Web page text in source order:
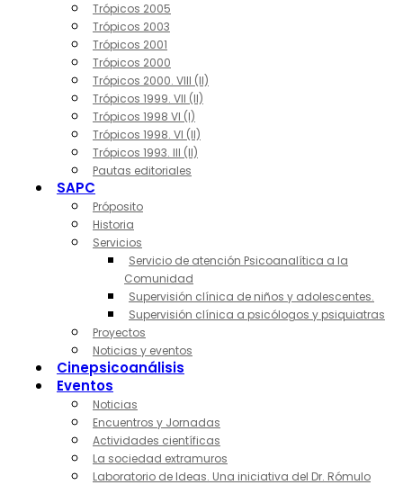
Trópicos 2005
Trópicos 2003
Trópicos 2001
Trópicos 2000
Trópicos 2000. VIII (II)
Trópicos 1999. VII (II)
Trópicos 1998 VI (I)
Trópicos 1998. VI (II)
Trópicos 1993. III (II)
Pautas editoriales
SAPC
Próposito
Historia
Servicios
Servicio de atención Psicoanalítica a la
Comunidad
Supervisión clínica de niños y adolescentes.
Supervisión clínica a psicólogos y psiquiatras
Proyectos
Noticias y eventos
Cinepsicoanálisis
Eventos
Noticias
Encuentros y Jornadas
Actividades científicas
La sociedad extramuros
Laboratorio de Ideas. Una iniciativa del Dr. Rómulo